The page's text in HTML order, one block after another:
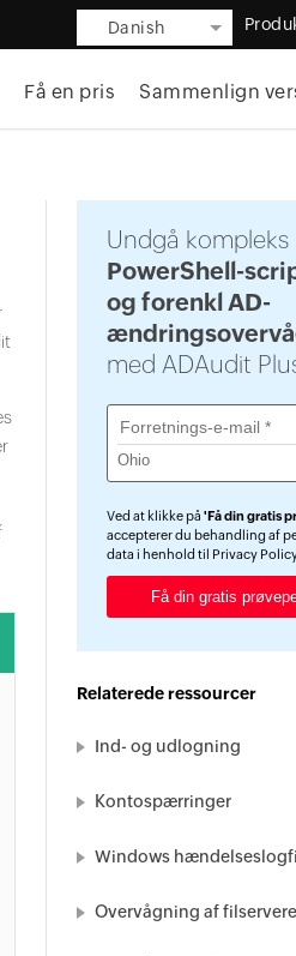
Danish
Få en pris Sammenlign
Undgå kompleks
PowerShell-
og forenkl AD-
med ADAudit
Ved at klikke på 'Få din gratis
accepterer du behandling af
data i henhold til Privacy
Relaterede ressourcer
Ind- og udlogning
Kontospærringer
Windows
Overvågning af filservere